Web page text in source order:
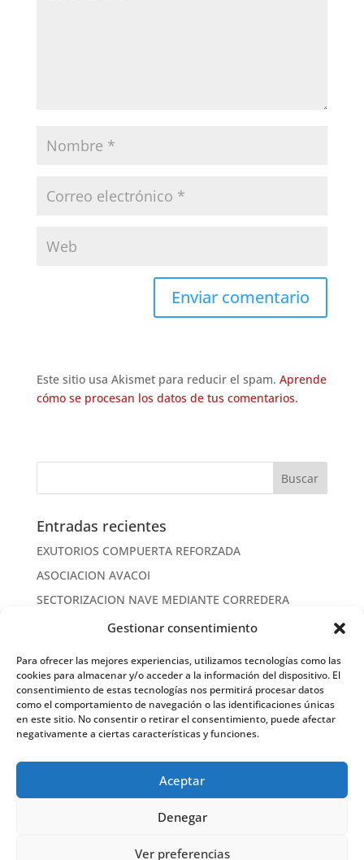
Gestionar consentimiento
Para ofrecer las mejores experiencias, utilizamos tecnologías como las
cookies para almacenar y/o acceder a la información del dispositivo. El
consentimiento de estas tecnologías nos permitirá procesar datos
como el comportamiento de navegación o las identificaciones únicas
en este sitio. No consentir o retirar el consentimiento, puede afectar
negativamente a ciertas características y funciones.
Aceptar
Denegar
Ver preferencias
Este sitio usa Akismet para reducir el spam. Aprende
cómo se procesan los datos de tus comentarios.
Entradas recientes
EXUTORIOS COMPUERTA REFORZADA
ASOCIACION AVACOI
SECTORIZACION NAVE MEDIANTE CORREDERA
CORREDERA CORTAFUEGOS
FRANJA CORTAFUEGOS
TRASDOSADO CORTAFUEGOS EI 120
MUSEO BELLAS ARTES CONDUCTOS CORTAFUEGOS
EI 120
MARCADO CE FALSO